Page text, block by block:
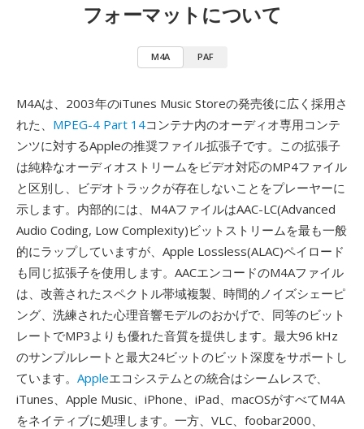
フォーマットについて
M4A PAF
M4Aは、2003年のiTunes Music Storeの発売後に広く採用さ
れた、 MPEG-4 Part 14コンテナ内のオーディオ専用コンテ
ンツに対するAppleの推奨ファイル拡張子です。この拡張子
は純粋なオーディオストリームをビデオ対応のMP4ファイル
と区別し、ビデオトラックが存在しないことをプレーヤーに
示します。内部的には、M4AファイルはAAC-LC(Advanced
Audio Coding, Low Complexity)ビットストリームを最も一般
的にラップしていますが、Apple Lossless(ALAC)ペイロード
も同じ拡張子を使用します。AACエンコードのM4Aファイル
は、改善されたスペクトル帯域複製、時間的ノイズシェーピ
ング、洗練された心理音響モデルのおかげで、同等のビット
レートでMP3よりも優れた音質を提供します。最大96 kHz
のサンプルレートと最大24ビットのビット深度をサポートし
ています。 Appleエコシステムとの統合はシームレスで、
iTunes、Apple Music、iPhone、iPad、macOSがすべてM4A
をネイティブに処理します。一方、VLC、foobar2000、